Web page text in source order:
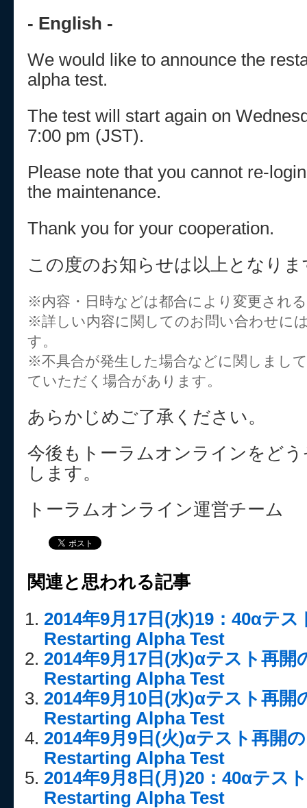
- English -
We would like to announce the
alpha test.
The test will start again on
7:00 pm (JST).
Please note that you cannot re-
the maintenance.
Thank you for your cooperation.
この度のお知らせは以上となりま
※内容・日時などは都合により変更され
※詳しい内容に関してのお問い合わせに
す。
※不具合が発生した場合などに関しまし
ていただく場合があります。
あらかじめご了承ください。
今後もトーラムオンラインをど
します。
トーラムオンライン運営チーム
関連と思われる記事
2014年9月17日(水)19：40αテ
Restarting Alpha Test
2014年9月17日(水)αテスト再開
Restarting Alpha Test
2014年9月10日(水)αテスト再開
Restarting Alpha Test
2014年9月9日(火)αテスト再開
Restarting Alpha Test
2014年9月8日(月)20：40αテス
Restarting Alpha Test